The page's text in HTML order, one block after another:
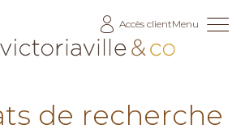
Accès clientMenu
de recherche